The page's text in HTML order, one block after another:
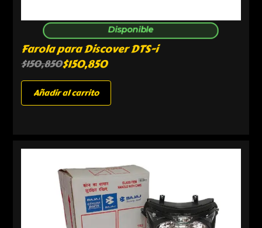
Disponible
Farola para Discover DTS-i
$150,850$150,850
Añadir al carrito